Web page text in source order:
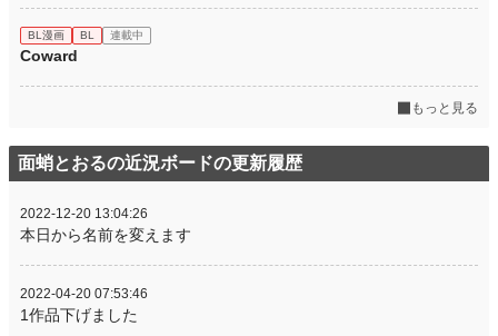
BL漫画 BL 連載中
Coward
もっと見る
面蛸とおるの近況ボードの更新履歴
2022-12-20 13:04:26
本日から名前を変えます
2022-04-20 07:53:46
1作品下げました